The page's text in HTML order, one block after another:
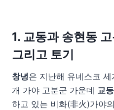
1. 교동과 송현동
그리고 토기
창녕은 지난해 유네스코
개 가야 고분군 가운데 교
하고 있는 비화(非火)가야